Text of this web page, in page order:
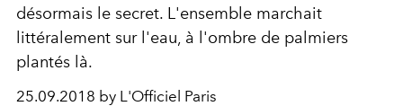
désormais le secret. L'ensemble marchait
littéralement sur l'eau, à l'ombre de palmiers
plantés là.
25.09.2018 by L'Officiel Paris